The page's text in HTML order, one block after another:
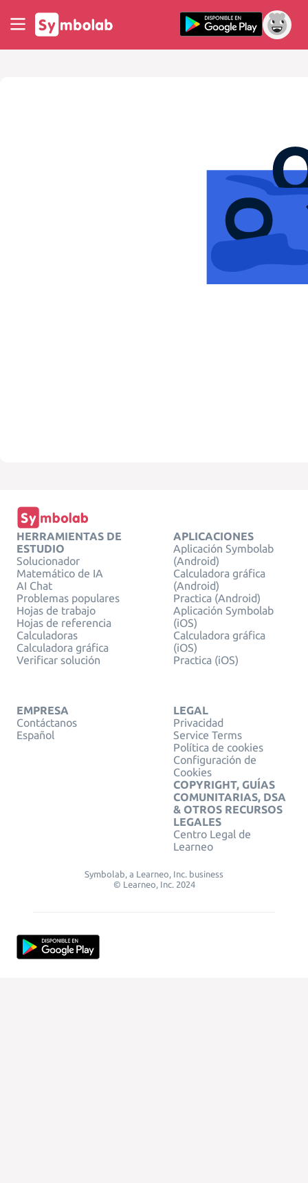
HERRAMIENTAS DE
ESTUDIO
Solucionador
Matemático de IA
AI Chat
Problemas populares
Hojas de trabajo
Hojas de referencia
Calculadoras
Calculadora gráfica
Verificar solución
APLICACIONES
Aplicación Symbolab
(Android)
Calculadora gráfica
(Android)
Practica (Android)
Aplicación Symbolab
(iOS)
Calculadora gráfica
(iOS)
Practica (iOS)
EMPRESA
Contáctanos
Español
LEGAL
Privacidad
Service Terms
Política de cookies
Configuración de
Cookies
COPYRIGHT, GUÍAS
COMUNITARIAS, DSA
& OTROS RECURSOS
LEGALES
Centro Legal de
Learneo
Symbolab, a Learneo, Inc. business
© Learneo, Inc. 2024